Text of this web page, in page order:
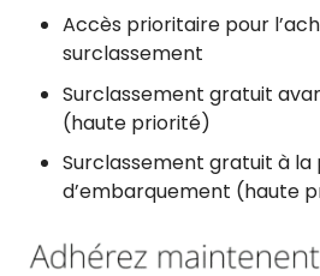
Accès prioritaire pour
surclassement
Surclassement gratuit
(haute priorité)
Surclassement gratuit à
d’embarquement (haute